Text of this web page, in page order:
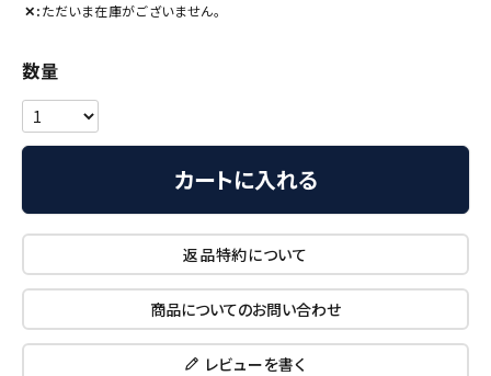
✕ ただいま在庫がございません。
カートに入れる
返品特約について
商品についてのお問い合わせ
レビューを書く